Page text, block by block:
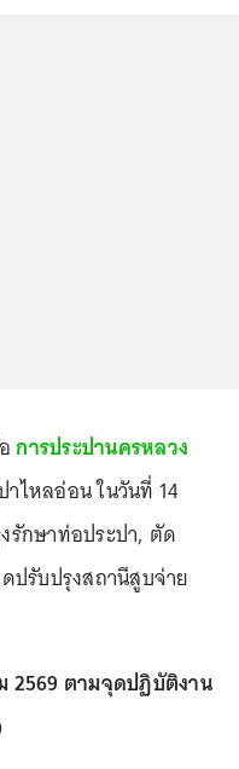
การประปานครหลวง
ไหลอ่อน ในวันที่ 14
รักษาท่อประปา, ตัด
ปรับปรุงสถานีสูบจ่าย
2569 ตามจุดปฏิบัติงาน